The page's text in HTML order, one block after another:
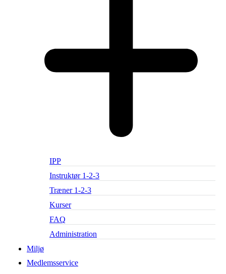
IPP
Instruktør 1-2-3
Træner 1-2-3
Kurser
FAQ
Administration
Miljø
Medlemsservice